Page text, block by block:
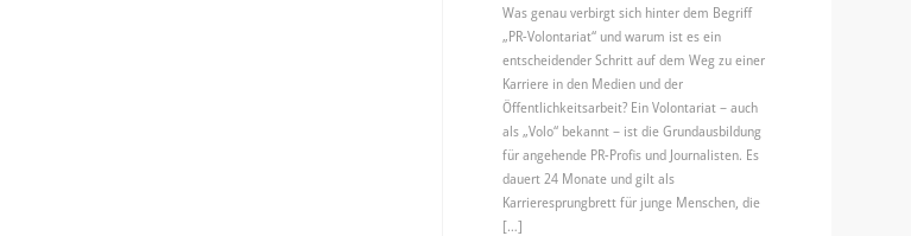
Was genau verbirgt sich hinter dem Begriff
„PR-Volontariat“ und warum ist es ein
entscheidender Schritt auf dem Weg zu einer
Karriere in den Medien und der
Öffentlichkeitsarbeit? Ein Volontariat – auch
als „Volo“ bekannt – ist die Grundausbildung
für angehende PR-Profis und Journalisten. Es
dauert 24 Monate und gilt als
Karrieresprungbrett für junge Menschen, die
[…]